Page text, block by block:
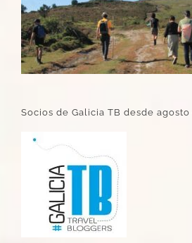
Socios de Galicia TB desde agosto